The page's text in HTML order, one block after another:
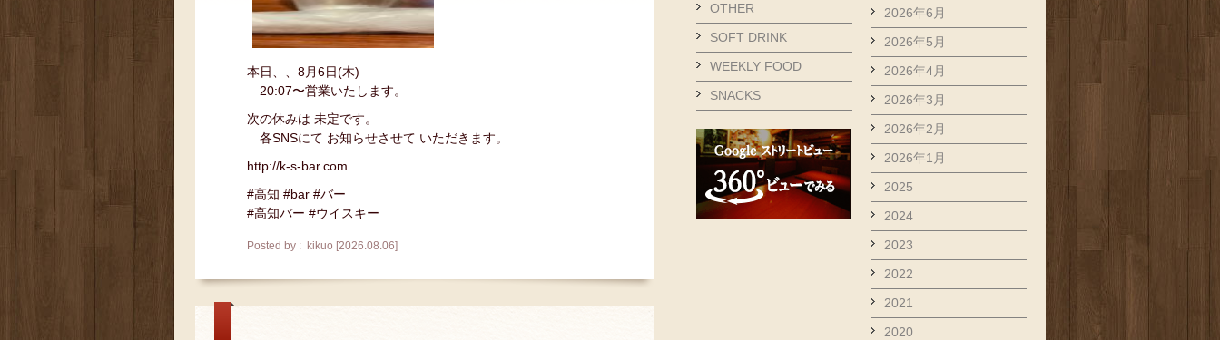
本日、、8月6日(木)
20:07〜営業いたします。
次の休みは 未定です。
各SNSにて お知らせさせて いただきます。
http://k-s-bar.com
#高知 #bar #バー
#高知バー #ウイスキー
Posted by : kikuo [2026.08.06]
OTHER
SOFT DRINK
WEEKLY FOOD
SNACKS
2026年6月
2026年5月
2026年4月
2026年3月
2026年2月
2026年1月
2025
2024
2023
2022
2021
2020